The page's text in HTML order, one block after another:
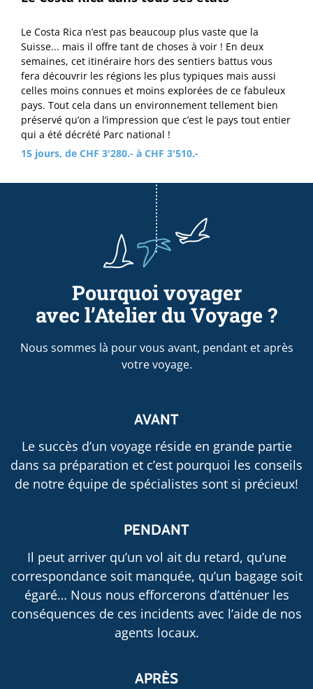
Le Costa Rica n’est pas beaucoup plus vaste que la
Suisse... mais il offre tant de choses à voir ! En deux
semaines, cet itinéraire hors des sentiers battus vous
fera découvrir les régions les plus typiques mais aussi
celles moins connues et moins explorées de ce fabuleux
pays. Tout cela dans un environnement tellement bien
préservé qu’on a l’impression que c’est le pays tout entier
qui a été décrété Parc national !
15 jours, de CHF 3'280.- à CHF 3'510.-
Pourquoi voyager
avec l’Atelier du Voyage ?
Nous sommes là pour vous avant, pendant et après
votre voyage.
AVANT
Le succès d’un voyage réside en grande partie
dans sa préparation et c’est pourquoi les conseils
de notre équipe de spécialistes sont si précieux!
PENDANT
Il peut arriver qu’un vol ait du retard, qu’une
correspondance soit manquée, qu’un bagage soit
égaré… Nous nous efforcerons d’atténuer les
conséquences de ces incidents avec l’aide de nos
agents locaux.
APRÈS